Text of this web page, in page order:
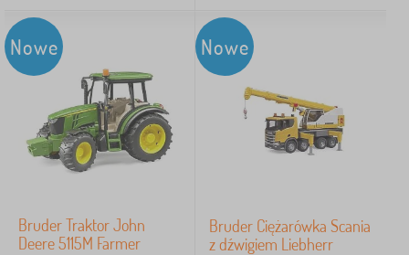
Nowe
Bruder Traktor John
Deere 5115M Farmer
Nowe
Bruder Ciężarówka Scania
z dźwigiem Liebherr